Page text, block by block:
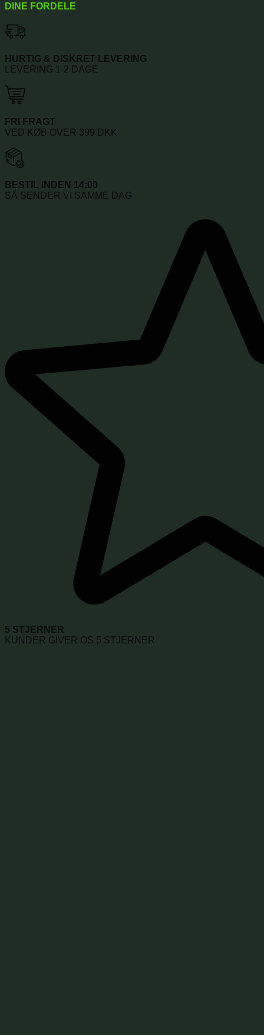
DINE FORDELE
HURTIG & DISKRET LEVERING
LEVERING 1-2 DAGE
FRI FRAGT
VED KØB OVER 399 DKK
BESTIL INDEN 14:00
SÅ SENDER VI SAMME DAG
5 STJERNER
KUNDER GIVER OS 5 STJERNER